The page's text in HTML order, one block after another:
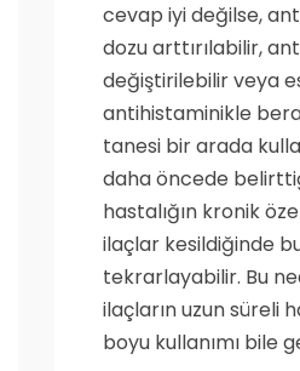
cevap iyi değilse,
dozu arttırılabilir,
değiştirilebilir veya
antihistaminikle
tanesi bir arada
daha öncede
hastalığın kronik
ilaçlar kesildiğinde
tekrarlayabilir. Bu
ilaçların uzun süreli
boyu kullanımı bile